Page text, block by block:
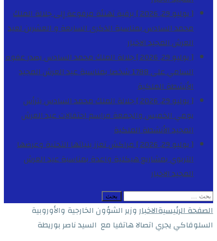
[ يوليو 29, 2026 ]
برقية تهنئة مرفوعة إلى جلالة الملك
محمد السادس بمناسبة الذكرى السابعة و العشرين لعيد
العرش المجيدالاخبار
[ يوليو 29, 2026 ]
جلالة الملك محمد السادس يصدر عفوه
السامي على 1788 شخصا بمناسبة عيد العرش المجيد
الأنشطة الملكية
[ يوليو 29, 2026 ]
جلالة الملك محمد السادس يترأس
يومي الخميس والجمعة مراسم احتفالات عيد العرش
المجيدالأنشطة الملكية
[ يوليو 29, 2026 ]
مراكش تعزز بنياتها التحتية وعرضها
التربوي بمشاريع هيكلية واعدة بمناسبة عيد العرش
المجيدالاخبار
البحث
عن:
الصفحة الرئيسيةالاخبار وزير الشؤون الخارجية والأوروبية
السلوفاكي يجري اتصالا هاتفيا مع السيد ناصر بوريطة